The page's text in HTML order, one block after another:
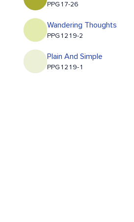
PPG17-26
Wandering Thoughts
PPG1219-2
Plain And Simple
PPG1219-1